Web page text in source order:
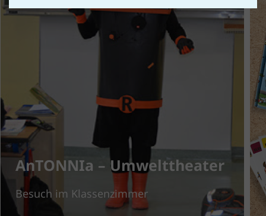
AnTONNIa – Umwelttheater
Besuch im Klassenzimmer